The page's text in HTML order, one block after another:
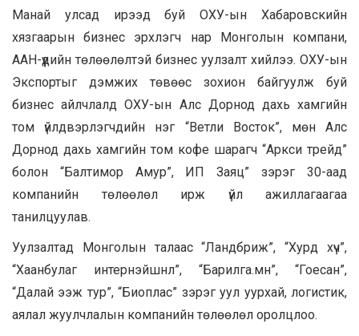
Манай улсад ирээд буй ОХУ-ын Хабаровскийн
хязгаарын бизнес эрхлэгч нар Монголын компани,
ААН-үүдийн төлөөлөлтэй бизнес уулзалт хийлээ. ОХУ-ын
Экспортыг дэмжих төвөөс зохион байгуулж буй
бизнес айлчлалд ОХУ-ын Алс Дорнод дахь хамгийн
том үйлдвэрлэгчдийн нэг “Ветли Восток”, мөн Алс
Дорнод дахь хамгийн том кофе шарагч “Аркси трейд”
болон “Балтимор Амур”, ИП Заяц” зэрэг 30-аад
компанийн төлөөлөл ирж үйл ажиллагаагаа
танилцуулав.
Уулзалтад Монголын талаас “Ландбриж”, “Хурд хүч”,
“Хаанбулаг интернэйшнл”, “Барилга.мн”, “Гоесан”,
“Далай ээж тур”, “Биоплас” зэрэг уул уурхай, логистик,
аялал жуулчлалын компанийн төлөөлөл оролцлоо.